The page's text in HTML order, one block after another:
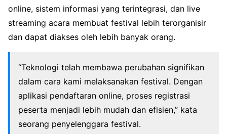
online, sistem informasi yang terintegrasi, dan live
streaming acara membuat festival lebih terorganisir
dan dapat diakses oleh lebih banyak orang.
“Teknologi telah membawa perubahan signifikan
dalam cara kami melaksanakan festival. Dengan
aplikasi pendaftaran online, proses registrasi
peserta menjadi lebih mudah dan efisien,” kata
seorang penyelenggara festival.